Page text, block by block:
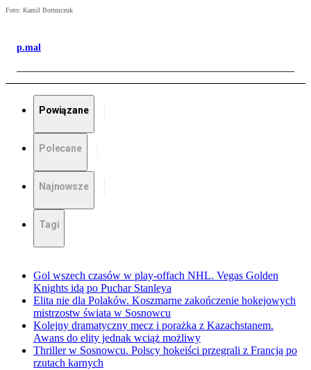
Foto: Kamil Bortniczuk
p.mal
Powiązane
Polecane
Najnowsze
Tagi
Gol wszech czasów w play-offach NHL. Vegas Golden
Knights idą po Puchar Stanleya
Elita nie dla Polaków. Koszmarne zakończenie hokejowych
mistrzostw świata w Sosnowcu
Kolejny dramatyczny mecz i porażka z Kazachstanem.
Awans do elity jednak wciąż możliwy
Thriller w Sosnowcu. Polscy hokeiści przegrali z Francją po
rzutach karnych